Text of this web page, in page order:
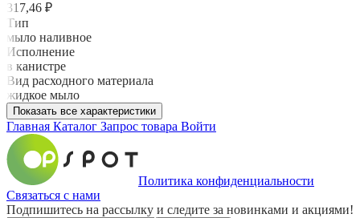
317,46 ₽
Тип
мыло наливное
Исполнение
в канистре
Вид расходного материала
жидкое мыло
Показать все характеристики
Главная Каталог Запрос товара Войти
Политика конфиденциальности
Связаться с нами
Подпишитесь на рассылку и следите за новинками и акциями!